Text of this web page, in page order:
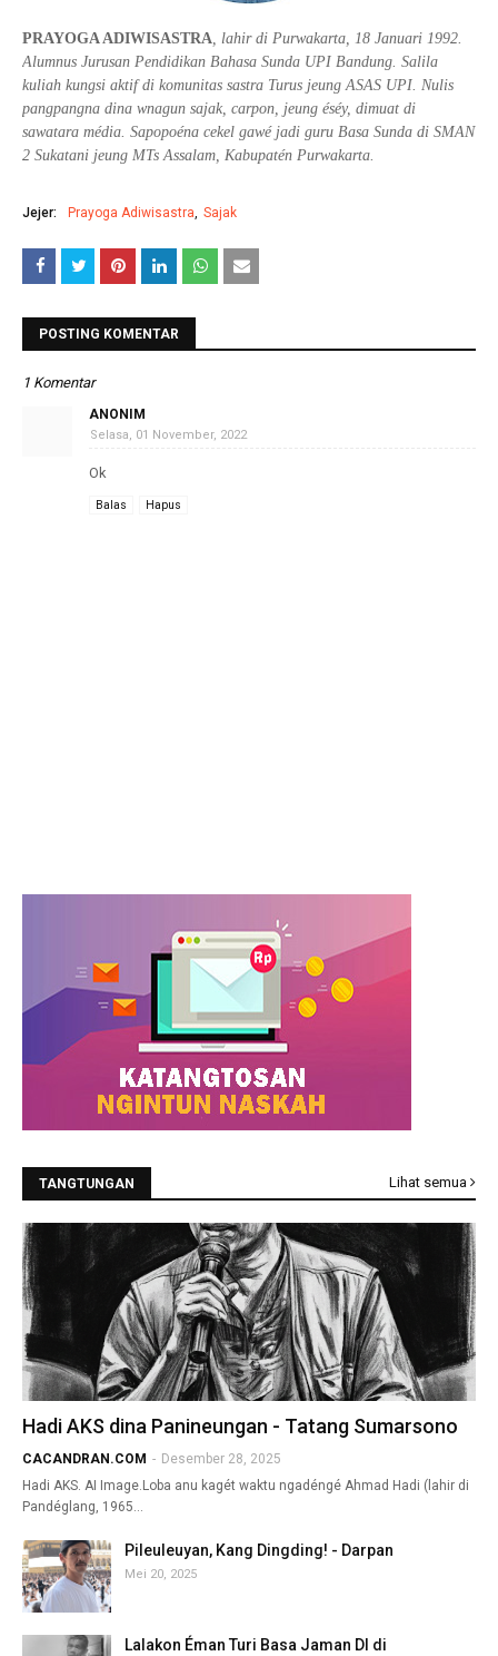
PRAYOGA ADIWISASTRA, lahir di Purwakarta, 18 Januari 1992.
Alumnus Jurusan Pendidikan Bahasa Sunda UPI Bandung. Salila
kuliah kungsi aktif di komunitas sastra Turus jeung ASAS UPI. Nulis
pangpangna dina wnagun sajak, carpon, jeung éséy, dimuat di
sawatara média. Sapopoéna cekel gawé jadi guru Basa Sunda di SMAN
2 Sukatani jeung MTs Assalam, Kabupatén Purwakarta.
Jejer: Prayoga Adiwisastra Sajak
POSTING KOMENTAR
1 Komentar
ANONIM
Selasa, 01 November, 2022
Ok
Balas Hapus
TANGTUNGAN Lihat semua
Hadi AKS dina Panineungan - Tatang Sumarsono
CACANDRAN.COM - Desember 28, 2025
Hadi AKS. AI Image.Loba anu kagét waktu ngadéngé Ahmad Hadi (lahir di
Pandéglang, 1965…
Pileuleuyan, Kang Dingding! - Darpan
Mei 20, 2025
Lalakon Éman Turi Basa Jaman DI di